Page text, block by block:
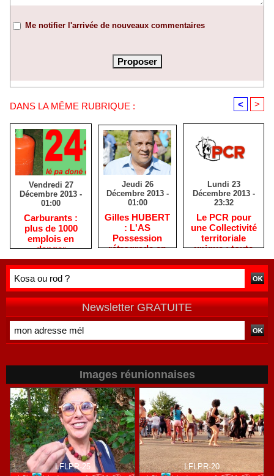
Me notifier l'arrivée de nouveaux commentaires
DANS LA MÊME RUBRIQUE : < >
Vendredi 27
Décembre 2013 -
01:00
Carburants :
plus de 1000
emplois en
danger
Jeudi 26
Décembre 2013 -
01:00
Gilles HUBERT
: L'AS
Possession
rétrograde en
deuxième
division
Lundi 23
Décembre 2013 -
23:32
Le PCR pour
une Collectivité
territoriale
unique : toute
autre prise de
position ne peut
qu'individuelle
Newsletter GRATUITE
Images réunionnaises
LFLPR-25 LFLPR-20